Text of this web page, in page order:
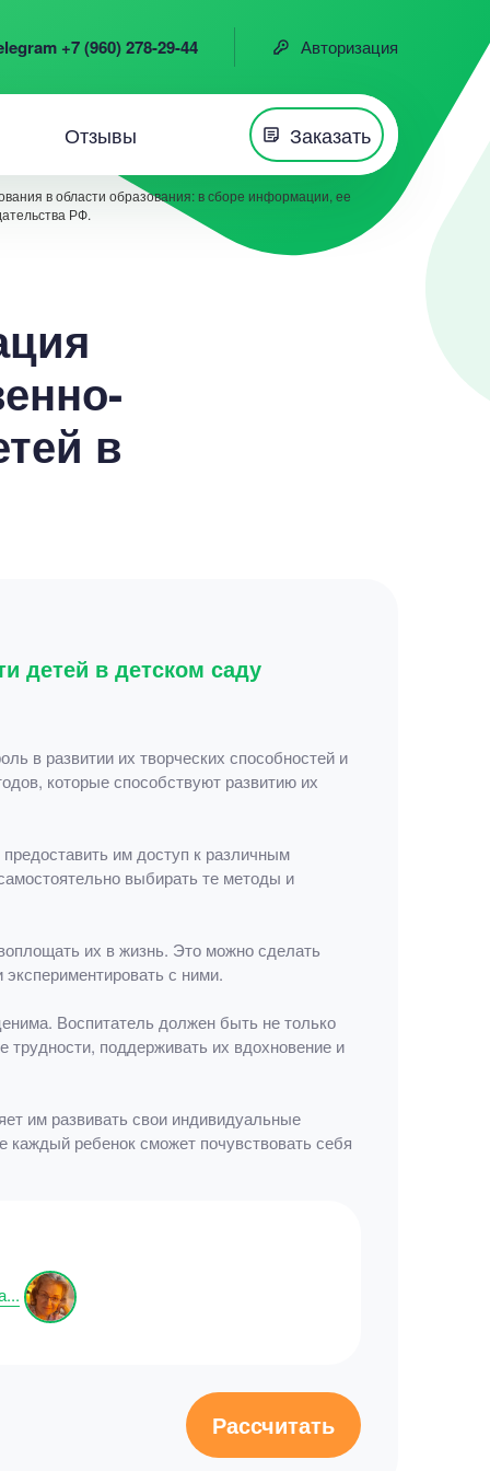
+7 (960) 278-29-44 Авторизация
Отзывы Заказать
в области образования: в сборе информации, ее
РФ.
в
детей в детском саду
в развитии их творческих способностей и
которые способствуют развитию их
им доступ к различным
выбирать те методы и
их в жизнь. Это можно сделать
с ними.
Воспитатель должен быть не только
поддерживать их вдохновение и
им развивать свои индивидуальные
каждый ребенок сможет почувствовать себя
Рассчитать